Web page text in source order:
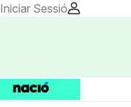
Iniciar Sessió